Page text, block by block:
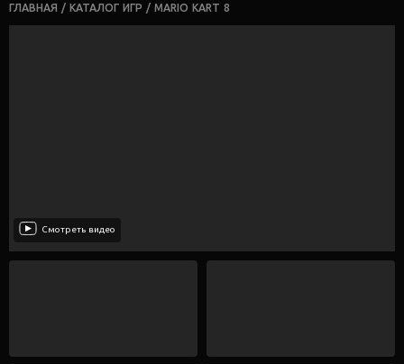
ГЛАВНАЯ / КАТАЛОГ ИГР / MARIO KART 8
Смотреть видео